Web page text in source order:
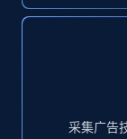
采集广告